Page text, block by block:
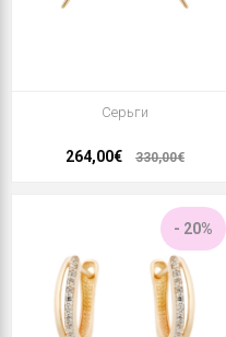
Серьги
264,00€ 330,00€
- 20%